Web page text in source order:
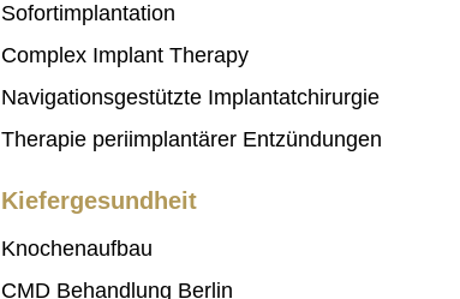
Sofortimplantation
Complex Implant Therapy
Navigationsgestützte Implantatchirurgie
Therapie periimplantärer Entzündungen
Kiefergesundheit
Knochenaufbau
CMD Behandlung Berlin